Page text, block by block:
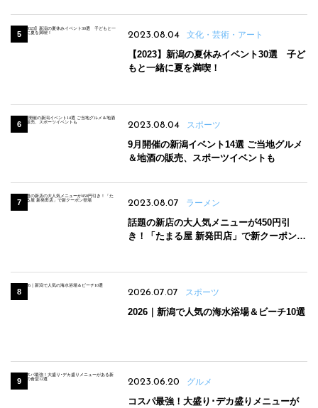
2023.08.04 文化・芸術・アート
【2023】新潟の夏休みイベント30選 子ど
もと一緒に夏を満喫！
2023.08.04 スポーツ
9月開催の新潟イベント14選 ご当地グルメ
＆地酒の販売、スポーツイベントも
2023.08.07 ラーメン
話題の新店の大人気メニューが450円引
き！「たまる屋 新発田店」で新クーポン登
2026.07.07 スポーツ
2026｜新潟で人気の海水浴場＆ビーチ10選
2023.06.20 グルメ
コスパ最強！大盛り･デカ盛りメニューが